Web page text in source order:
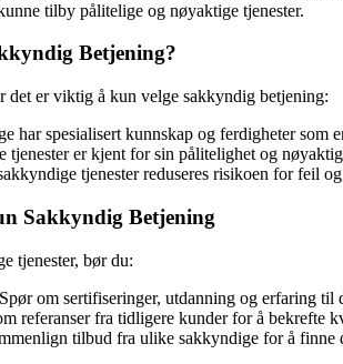
tilby pålitelige og nøyaktige tjenester.
Betjening?
det er viktig å kun velge sakkyndig betjening:
har spesialisert kunnskap og ferdigheter
tjenester er kjent for sin pålitelighet og
tjenester reduseres risikoen for feil
Sakkyndig Betjening
tjenester, bør du:
Spør om sertifiseringer, utdanning og erfaring til
referanser fra tidligere kunder for å bekrefte
tilbud fra ulike sakkyndige for å finne